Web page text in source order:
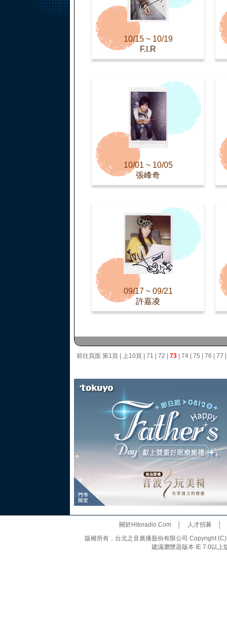
10/15 ~ 10/19
F.I.R
10/01 ~ 10/05
張峰奇
09/17 ~ 09/21
許嘉凌
前往頁面 第1頁 上10頁 71 72 73 74 75 76 77
關於Hitoradio.Com│ 人才招募
版權所有，台北之音廣播股份有限公司 Copyright
建議瀏覽器版本 IE 7.0以上